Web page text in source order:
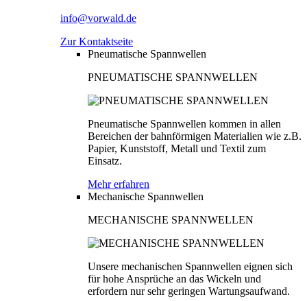
info@vorwald.de
Zur Kontaktseite
Pneumatische Spannwellen
PNEUMATISCHE SPANNWELLEN
Pneumatische Spannwellen kommen in allen
Bereichen der bahnförmigen Materialien wie z.B.
Papier, Kunststoff, Metall und Textil zum
Einsatz.
Mehr erfahren
Mechanische Spannwellen
MECHANISCHE SPANNWELLEN
Unsere mechanischen Spannwellen eignen sich
für hohe Ansprüche an das Wickeln und
erfordern nur sehr geringen Wartungsaufwand.